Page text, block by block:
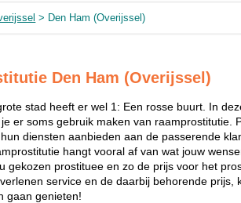
> Den Ham (Overijssel)
Den Ham (Overijssel)
stad heeft er wel 1: Een rosse buurt. In
er soms gebruik maken van raamprostitutie.
diensten aanbieden aan de passerende
hangt vooral af van wat jouw
gekozen prostituee en zo de prijs voor het
service en de daarbij behorende
gaan genieten!